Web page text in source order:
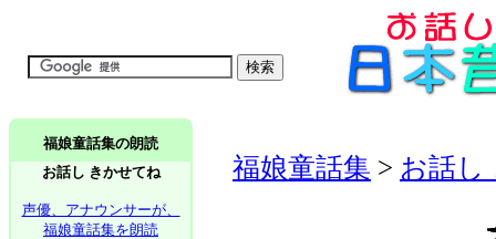
福娘童話集の朗読
お話し きかせてね
声優、アナウンサーが、
福娘童話集を朗読
福娘童話集 > お話し